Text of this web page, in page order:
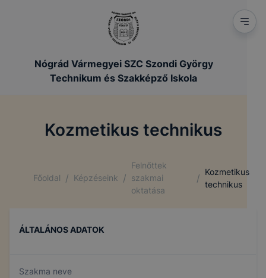
Nógrád Vármegyei SZC Szondi György
Technikum és Szakképző Iskola
Kozmetikus technikus
Főoldal / Képzéseink /
Felnőttek
szakmai
oktatása
/
Kozmetikus
technikus
ÁLTALÁNOS ADATOK
Szakma neve